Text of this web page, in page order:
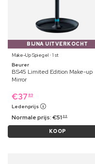
BIJNA UITVERKOCHT
Make-Up Spiegel ⋅ 1 st
Beurer
BS45 Limited Edition Make-up
Mirror
€37 89
Ledenprijs
Normale prijs:€51 99
KOOP